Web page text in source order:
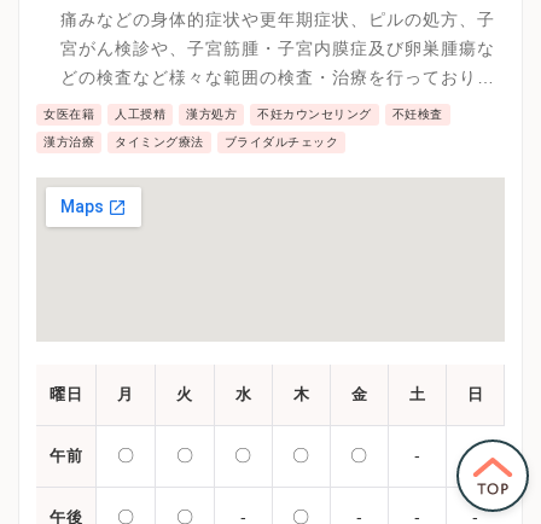
で、将来の妊活プランに対して重要な卵巣予備機能の
指標を検査していけます。
痛みなどの身体的症状や更年期症状、ピルの処方、子
宮がん検診や、子宮筋腫・子宮内膜症及び卵巣腫瘍な
どの検査など様々な範囲の検査・治療を行っておりま
す。
女医在籍 人工授精 漢方処方 不妊カウンセリング 不妊検査
漢方治療 タイミング療法 ブライダルチェック
曜日 月 火 水 木 金 土 日
午前 〇 〇 〇 〇 〇 - -
午後 〇 〇 - 〇 - - -